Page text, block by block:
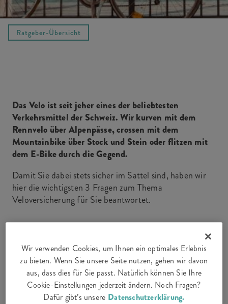
Ratgeber-Übersicht
Das Velo ist seit jeher eines der beliebtesten
Verkehrsmittel der Schweiz. Wir kurven mit dem
Rennvelo über Alpenpässe, crossen mit dem
Mountainbike über Stock und Stein oder flitzen mit
dem E-Bike durch die Gegend.
Damit Sie dabei stets sicher im Sattel sind, haben wir
hier die wichtigsten 3 Fragen zum Thema
Veloversicherung für Sie beantwortet.
1. Brauche ich eine
Haftpflichtversicherung für mein
Velo?
Wir verwenden Cookies, um Ihnen ein optimales Erlebnis
zu bieten. Wenn Sie unsere Seite nutzen, gehen wir davon
aus, dass dies für Sie passt. Natürlich können Sie Ihre
Cookie-Einstellungen jederzeit ändern. Noch Fragen?
Dafür gibt’s unsere Datenschutzerklärung.